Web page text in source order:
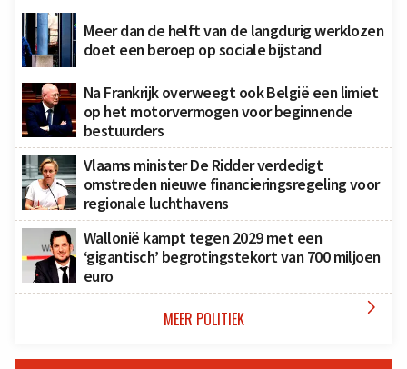
Meer dan de helft van de langdurig werklozen
doet een beroep op sociale bijstand
Na Frankrijk overweegt ook België een limiet
op het motorvermogen voor beginnende
bestuurders
Vlaams minister De Ridder verdedigt
omstreden nieuwe financieringsregeling voor
regionale luchthavens
Wallonië kampt tegen 2029 met een
‘gigantisch’ begrotingstekort van 700 miljoen
euro
MEER POLITIEK 